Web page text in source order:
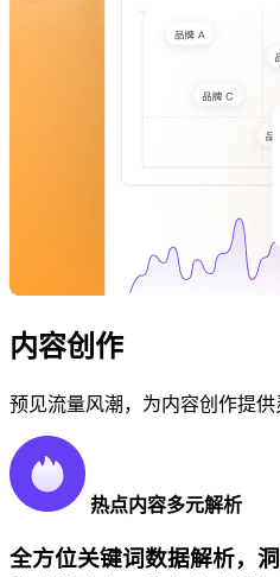
内容创作
预见流量风潮，为内容创作提供
热点内容多元解析
全方位关键词数据解析，